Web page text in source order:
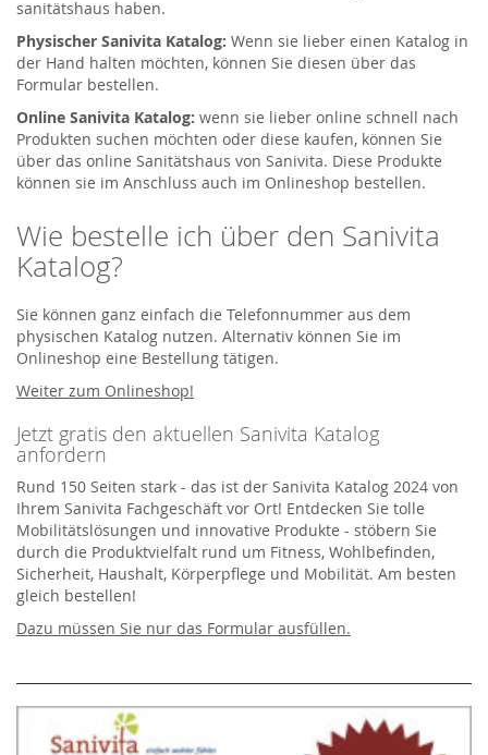
sanitätshaus haben.
Physischer Sanivita Katalog: Wenn sie lieber einen Katalog in
der Hand halten möchten, können Sie diesen über das
Formular bestellen.
Online Sanivita Katalog: wenn sie lieber online schnell nach
Produkten suchen möchten oder diese kaufen, können Sie
über das online Sanitätshaus von Sanivita. Diese Produkte
können sie im Anschluss auch im Onlineshop bestellen.
Wie bestelle ich über den Sanivita
Katalog?
Sie können ganz einfach die Telefonnummer aus dem
physischen Katalog nutzen. Alternativ können Sie im
Onlineshop eine Bestellung tätigen.
Weiter zum Onlineshop!
Jetzt gratis den aktuellen Sanivita Katalog
anfordern
Rund 150 Seiten stark - das ist der Sanivita Katalog 2024 von
Ihrem Sanivita Fachgeschäft vor Ort! Entdecken Sie tolle
Mobilitätslösungen und innovative Produkte - stöbern Sie
durch die Produktvielfalt rund um Fitness, Wohlbefinden,
Sicherheit, Haushalt, Körperpflege und Mobilität. Am besten
gleich bestellen!
Dazu müssen Sie nur das Formular ausfüllen.